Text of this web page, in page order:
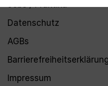
Jobs / Praktika
Datenschutz
AGBs
Impressum